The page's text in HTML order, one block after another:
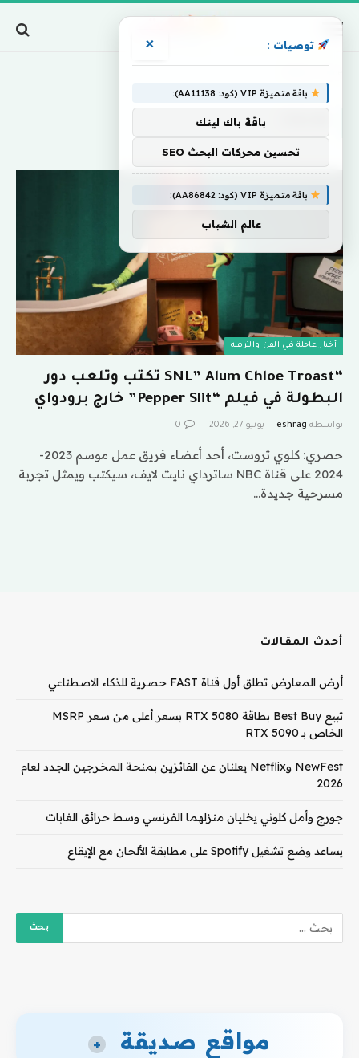
أخبار عاجلة في الفن والترفيه
“SNL” Alum Chloe Troast تكتب وتلعب دور
البطولة في فيلم “Pepper Slit” خارج برودواي
بواسطة eshrag يونيو 27, 2026 0
حصري: كلوي تروست، أحد أعضاء فريق عمل موسم 2023-
2024 على قناة NBC ساترداي نايت لايف، سيكتب ويمثل تجربة
مسرحية جديدة…
أحدث المقالات
أرض المعارض تطلق أول قناة FAST حصرية للذكاء الاصطناعي
تبيع Best Buy بطاقة RTX 5080 بسعر أعلى من سعر MSRP
الخاص بـ RTX 5090
NewFest وNetflix يعلنان عن الفائزين بمنحة المخرجين الجدد لعام
2026
جورج وأمل كلوني يخليان منزلهما الفرنسي وسط حرائق الغابات
يساعد وضع تشغيل Spotify على مطابقة الألحان مع الإيقاع
مواقع صديقة +
توصيات : ×
باقة متميزة VIP (كود: AA11138):
باقة باك لينك
تحسين محركات البحث SEO
باقة متميزة VIP (كود: AA86842):
عالم الشباب